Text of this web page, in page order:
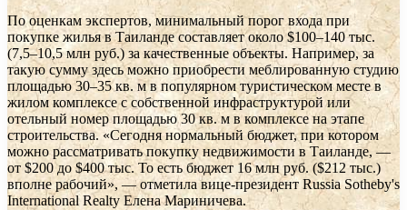
По оценкам экспертов, минимальный порог входа при
покупке жилья в Таиланде составляет около $100–140 тыс.
(7,5–10,5 млн руб.) за качественные объекты. Например, за
такую сумму здесь можно приобрести меблированную студию
площадью 30–35 кв. м в популярном туристическом месте в
жилом комплексе с собственной инфраструктурой или
отельный номер площадью 30 кв. м в комплексе на этапе
строительства. «Сегодня нормальный бюджет, при котором
можно рассматривать покупку недвижимости в Таиланде, ―
от $200 до $400 тыс. То есть бюджет 16 млн руб. ($212 тыс.)
вполне рабочий», — отметила вице-президент Russia Sotheby's
International Realty Елена Мариничева.